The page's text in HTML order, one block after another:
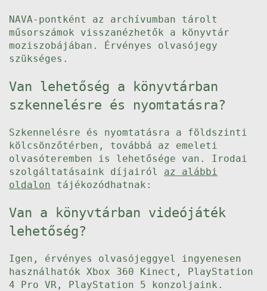
NAVA-pontként az archívumban tárolt
műsorszámok visszanézhetők a könyvtár
moziszobájában. Érvényes olvasójegy
szükséges.
Van lehetőség a könyvtárban
szkennelésre és nyomtatásra?
Szkennelésre és nyomtatásra a földszinti
kölcsönzőtérben, továbbá az emeleti
olvasóteremben is lehetősége van. Irodai
szolgáltatásaink díjairól az alábbi
oldalon tájékozódhatnak:
Van a könyvtárban videójáték
lehetőség?
Igen, érvényes olvasójeggyel ingyenesen
használhatók Xbox 360 Kinect, PlayStation
4 Pro VR, PlayStation 5 konzoljaink.